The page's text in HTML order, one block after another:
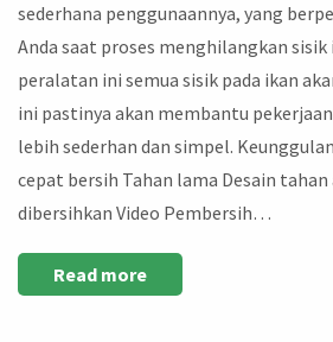
sederhana penggunaannya, yang
Anda saat proses menghilangkan sisik
peralatan ini semua sisik pada ikan
ini pastinya akan membantu
lebih sederhan dan simpel.
cepat bersih Tahan lama Desain
dibersihkan Video Pembersih…
Read more